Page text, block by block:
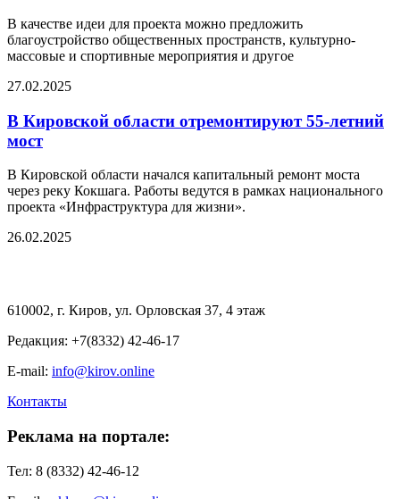
В качестве идеи для проекта можно предложить
благоустройство общественных пространств, культурно-
массовые и спортивные мероприятия и другое
27.02.2025
В Кировской области отремонтируют 55-летний
мост
В Кировской области начался капитальный ремонт моста
через реку Кокшага. Работы ведутся в рамках национального
проекта «Инфраструктура для жизни».
26.02.2025
610002, г. Киров, ул. Орловская 37, 4 этаж
Редакция: +7(8332) 42-46-17
E-mail: info@kirov.online
Контакты
Реклама на портале:
Тел: 8 (8332) 42-46-12